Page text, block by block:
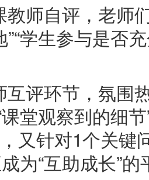
师自评，老师
学生参与是否
互评环节，氛围
课堂观察到的细
又针对1个关键
为“互助成长”